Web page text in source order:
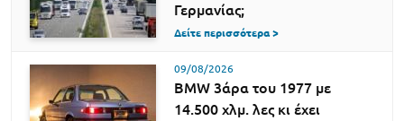
Γερμανίας;
Δείτε περισσότερα >
09/08/2026
BMW 3άρα του 1977 με
14.500 χλμ. λες κι έχει